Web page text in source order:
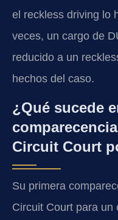
el reckless driving lo
veces, un cargo de
reducido a un
hechos del caso.
¿Qué sucede
Circuit Court
Su primera
Circuit Court para